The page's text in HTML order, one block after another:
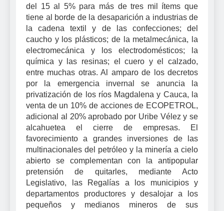
del 15 al 5% para más de tres mil ítems que
tiene al borde de la desaparición a industrias de
la cadena textil y de las confecciones; del
caucho y los plásticos; de la metalmecánica, la
electromecánica y los electrodomésticos; la
química y las resinas; el cuero y el calzado,
entre muchas otras. Al amparo de los decretos
por la emergencia invernal se anuncia la
privatización de los ríos Magdalena y Cauca, la
venta de un 10% de acciones de ECOPETROL,
adicional al 20% aprobado por Uribe Vélez y se
alcahuetea el cierre de empresas. El
favorecimiento a grandes inversiones de las
multinacionales del petróleo y la minería a cielo
abierto se complementan con la antipopular
pretensión de quitarles, mediante Acto
Legislativo, las Regalías a los municipios y
departamentos productores y desalojar a los
pequeños y medianos mineros de sus